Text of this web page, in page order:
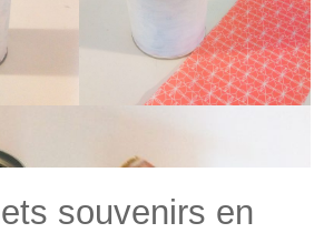
souvenirs en